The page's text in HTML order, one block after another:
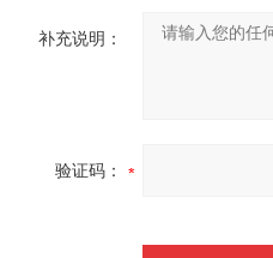
补充说明：
验证码：